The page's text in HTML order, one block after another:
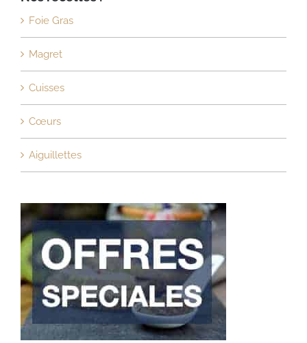
Foie Gras
Magret
Cuisses
Cœurs
Aiguillettes